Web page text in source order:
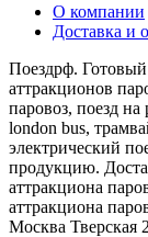
О компании
Доставка и
Поездрф. Готовый
аттракционов
паровоз, поезд на
london bus,
электрический
продукцию.
аттракциона
аттракциона
Москва Тверская